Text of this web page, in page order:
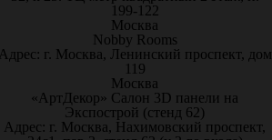
199-122
Москва
Nobby Rooms
г. Москва, Ленинский проспект, дом
119
Москва
«АртДекор» Салон 3D панели на
Экспострой (стенд 62)
Адрес: г. Москва, Нахимовский проспект,